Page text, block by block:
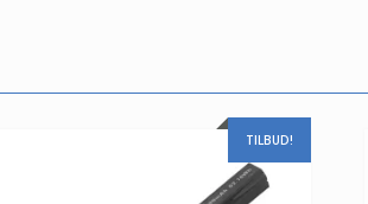
TILBUD!